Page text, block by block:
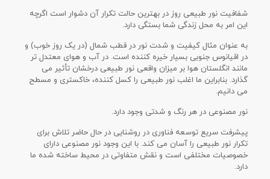
شفافیت نور طبیعی روز در بهترین حالت تکرار آن دشوار است اگرچه
این امر به محل زندگی شما بستگی دارد.
به عنوان مثال کیفیت و شدت نور در قطب شمال (در یک روز خوب) و
در اقیانوس جنوبی بسیار خیره کننده است. در آب و هوای معتدل تر
مانند انگلستان هوا بر میزان واقعی نور طبیعی درخشان تأثیر می
گذارد. بنابراین ما اغلب نور طبیعی را کسل کننده، خاکستری و مسطح
می دانیم.
نور مصنوعی در هر رنگ و شدتی وجود دارد.
پیشرفت سریع توسعه فناوری در روشنایی در حال حاضر تلاش برای
تکرار نور طبیعی را آسان می کند. با این وجود نور مصنوعی دارای
خصوصیات مختلفی است و نقش متفاوتی در محیط ساخته شده ما
دارد.